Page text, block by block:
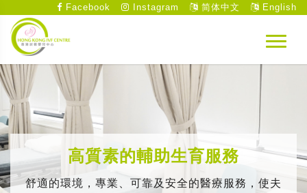
Facebook Instagram 简体中文 English
高質素的輔助生育服務
舒適的環境，專業、可靠及安全的醫療服務，使夫